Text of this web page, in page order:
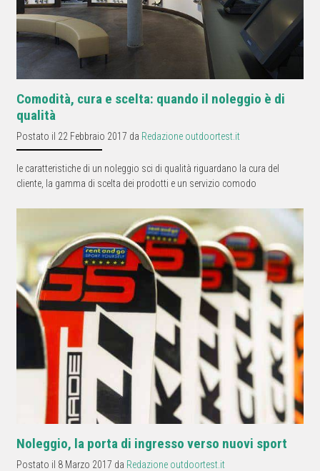
Comodità, cura e scelta: quando il noleggio è di
qualità
Postato il 22 Febbraio 2017 da Redazione outdoortest.it
le caratteristiche di un noleggio sci di qualità riguardano la cura del
cliente, la gamma di scelta dei prodotti e un servizio comodo
Noleggio, la porta di ingresso verso nuovi sport
Postato il 8 Marzo 2017 da Redazione outdoortest.it